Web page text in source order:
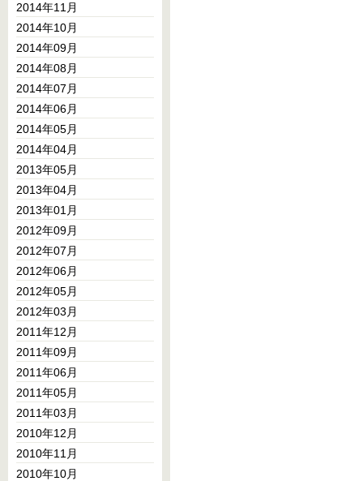
2014年11月
2014年10月
2014年09月
2014年08月
2014年07月
2014年06月
2014年05月
2014年04月
2013年05月
2013年04月
2013年01月
2012年09月
2012年07月
2012年06月
2012年05月
2012年03月
2011年12月
2011年09月
2011年06月
2011年05月
2011年03月
2010年12月
2010年11月
2010年10月